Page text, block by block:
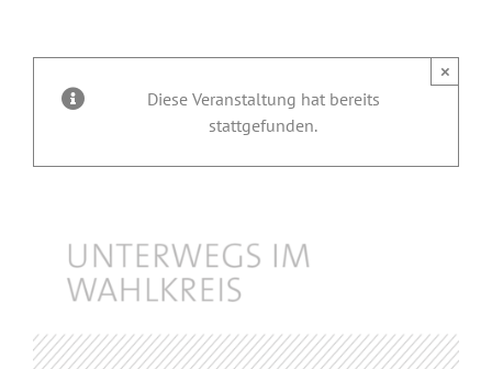
Diese Veranstaltung hat bereits
stattgefunden.
×